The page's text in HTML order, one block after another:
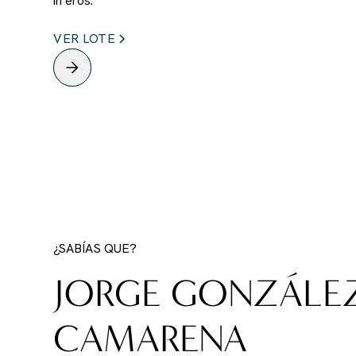
VER LOTE
¿SABÍAS QUE?
JORGE
CAMARENA